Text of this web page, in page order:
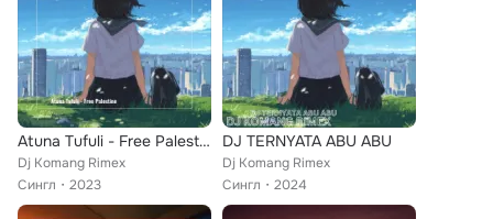
Atuna Tufuli - Free Palestine
Dj Komang Rimex
Сингл
2023
DJ TERNYATA ABU ABU
Dj Komang Rimex
Сингл
2024